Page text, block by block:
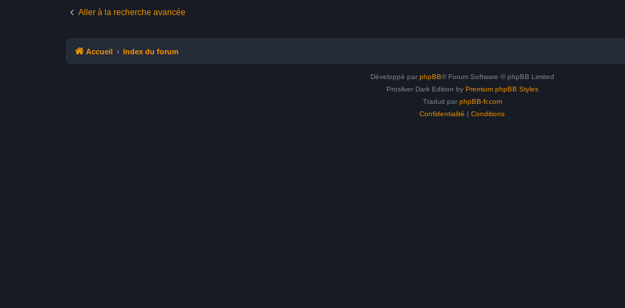
Aller à la recherche avancée
Accueil Index du forum
Développé par phpBB® Forum Software © phpBB Limited
Prosilver Dark Edition by Premium phpBB Styles
Traduit par phpBB-fr.com
Confidentialité | Conditions